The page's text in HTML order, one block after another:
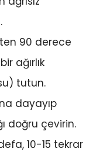
90 derece
ağırlık
tutun.
dayayıp
doğru çevirin.
10-15 tekrar